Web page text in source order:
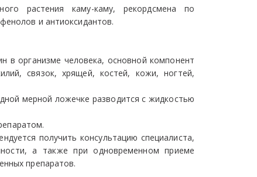
растения каму-каму, рекордсмена по
и антиоксидантов.
в организме человека, основной компонент
связок, хрящей, костей, кожи, ногтей,
мерной ложечке разводится с жидкостью
получить консультацию специалиста,
а также при одновременном приеме
препаратов.